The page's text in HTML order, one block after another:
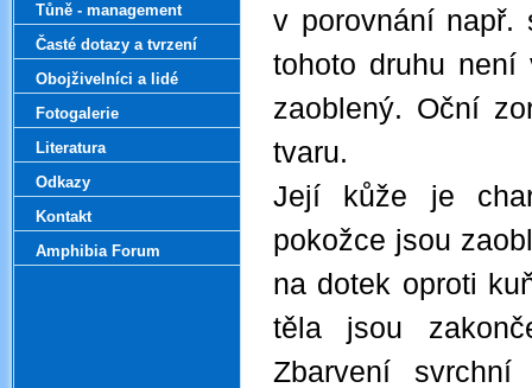
v porovnání např.
tohoto druhu
zaoblený. Oční
tvaru.
Její kůže je
pokožce jsou
na dotek oproti
těla jsou
Zbarvení
Tůně - management
Časté dotazy a tvrzení
Obojživelníci a lidé
Fotogalerie
Literatura
Odkazy
Kontakt
Amphibia Forum